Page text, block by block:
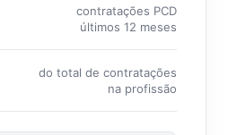
contratações PCD
últimos 12 meses
do total de contratações
na profissão